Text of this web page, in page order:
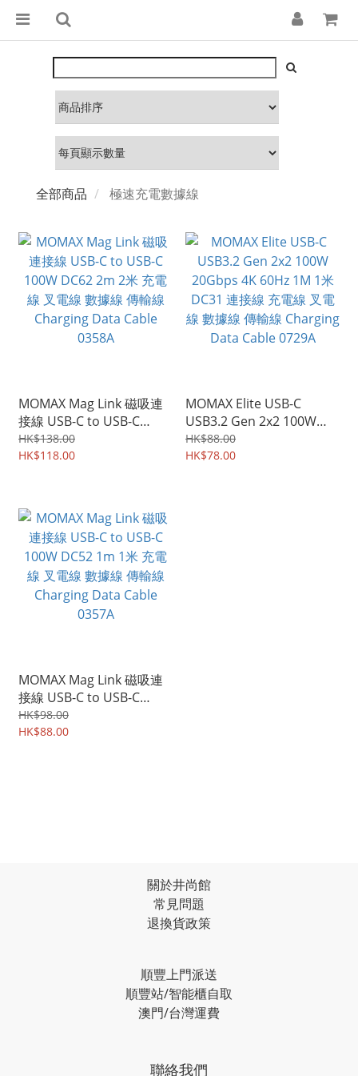
全部商品 極速充電數據線
MOMAX Mag Link 磁吸連
接線 USB-C to USB-C
100W DC62 2m 2米 充電
線 叉電線 數據線 傳輸線
HK$138.00
HK$118.00
MOMAX Elite USB-C
USB3.2 Gen 2x2 100W
20Gbps 4K 60Hz 1M 1米
DC31 連接線 充電線 叉電
HK$88.00
HK$78.00
MOMAX Mag Link 磁吸連
接線 USB-C to USB-C
100W DC52 1m 1米 充電
線 叉電線 數據線 傳輸線
HK$98.00
HK$88.00
關於井尚館
常見問題
退換貨政策
順豐上門派送
順豐站/智能櫃自取
澳門/台灣運費
聯絡我們